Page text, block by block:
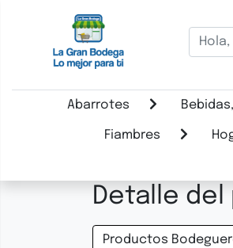
Abarrotes
Fiambres
Detalle
Productos